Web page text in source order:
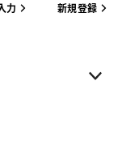
力 新規登録